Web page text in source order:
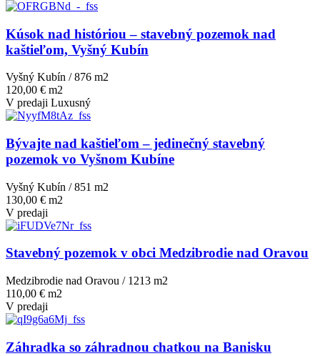
Kúsok nad históriou – stavebný pozemok nad
kaštieľom, Vyšný Kubín
Vyšný Kubín / 876 m2
120,00 € m2
V predaji Luxusný
Bývajte nad kaštieľom – jedinečný stavebný
pozemok vo Vyšnom Kubíne
Vyšný Kubín / 851 m2
130,00 € m2
V predaji
Stavebný pozemok v obci Medzibrodie nad Oravou
Medzibrodie nad Oravou / 1213 m2
110,00 € m2
V predaji
Záhradka so záhradnou chatkou na Banisku